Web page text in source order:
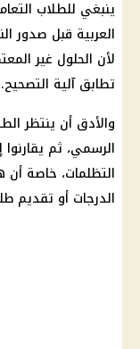
ينبغي للطلاب
العربية قبل صدور
لأن الحلول غير
تطابق آلية التصحيح.
والأدق أن ينتظر
الرسمي، ثم
التظلمات، خاصة أن
الدرجات أو تقديم